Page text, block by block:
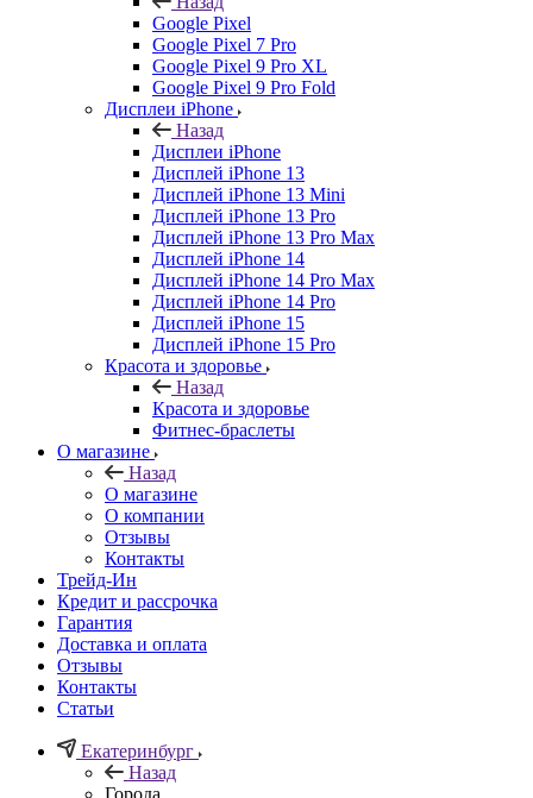
Google Pixel
Google Pixel 7 Pro
Google Pixel 9 Pro XL
Google Pixel 9 Pro Fold
Дисплеи iPhone
Назад
Дисплеи iPhone
Дисплей iPhone 13
Дисплей iPhone 13 Mini
Дисплей iPhone 13 Pro
Дисплей iPhone 13 Pro Max
Дисплей iPhone 14
Дисплей iPhone 14 Pro Max
Дисплей iPhone 14 Pro
Дисплей iPhone 15
Дисплей iPhone 15 Pro
Красота и здоровье
Назад
Красота и здоровье
Фитнес-браслеты
О магазине
Назад
О магазине
О компании
Отзывы
Контакты
Трейд-Ин
Кредит и рассрочка
Гарантия
Доставка и оплата
Отзывы
Контакты
Статьи
Екатеринбург
Назад
Города